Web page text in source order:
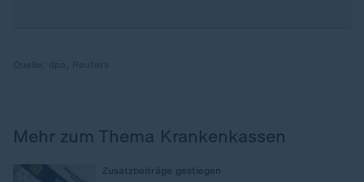
Mehr zum Thema Krankenkassen
Zusatzbeiträge gestiegen